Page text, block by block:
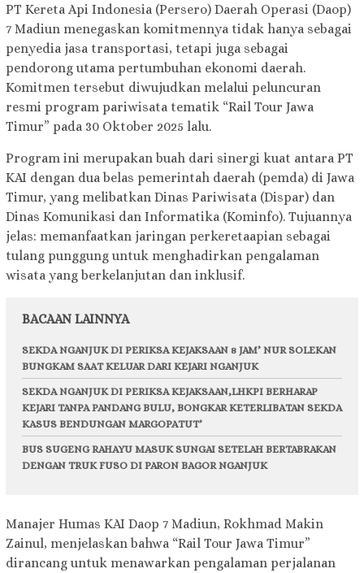
PT Kereta Api Indonesia (Persero) Daerah Operasi (Daop)
7 Madiun menegaskan komitmennya tidak hanya sebagai
penyedia jasa transportasi, tetapi juga sebagai
pendorong utama pertumbuhan ekonomi daerah.
Komitmen tersebut diwujudkan melalui peluncuran
resmi program pariwisata tematik “Rail Tour Jawa
Timur” pada 30 Oktober 2025 lalu.
Program ini merupakan buah dari sinergi kuat antara PT
KAI dengan dua belas pemerintah daerah (pemda) di Jawa
Timur, yang melibatkan Dinas Pariwisata (Dispar) dan
Dinas Komunikasi dan Informatika (Kominfo). Tujuannya
jelas: memanfaatkan jaringan perkeretaapian sebagai
tulang punggung untuk menghadirkan pengalaman
wisata yang berkelanjutan dan inklusif.
BACAAN LAINNYA
SEKDA NGANJUK DI PERIKSA KEJAKSAAN 8 JAM’ NUR SOLEKAN
BUNGKAM SAAT KELUAR DARI KEJARI NGANJUK
SEKDA NGANJUK DI PERIKSA KEJAKSAAN,LHKPI BERHARAP
KEJARI TANPA PANDANG BULU, BONGKAR KETERLIBATAN SEKDA
KASUS BENDUNGAN MARGOPATUT’
BUS SUGENG RAHAYU MASUK SUNGAI SETELAH BERTABRAKAN
DENGAN TRUK FUSO DI PARON BAGOR NGANJUK
Manajer Humas KAI Daop 7 Madiun, Rokhmad Makin
Zainul, menjelaskan bahwa “Rail Tour Jawa Timur”
dirancang untuk menawarkan pengalaman perjalanan